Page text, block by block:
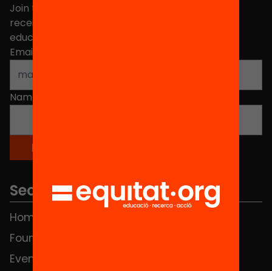
Join the more than 40,000 people who already
receive news about initiatives and projects for
educational change in Catalonia.
Email address
Name
Sections
Home
Foundation
Events